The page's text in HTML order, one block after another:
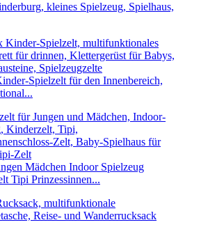
kleines Spielzeug, Spielhaus,
Spielzelt für den Innenbereich,
Mädchen Indoor Spielzeug
Tipi Prinzessinnen...